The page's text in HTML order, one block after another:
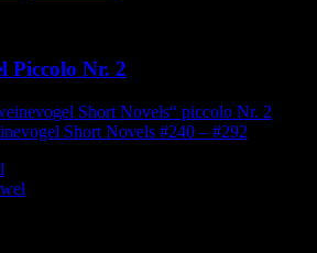
Piccolo Nr. 2
Short Novels“ piccolo Nr. 2
Short Novels #240 – #292